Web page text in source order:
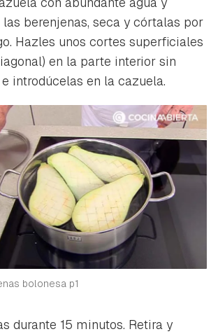
las berenjenas, seca y córtalas por
Hazles unos cortes superficiales
en la parte interior sin
introdúcelas en la cazuela.
bolonesa p1
durante 15 minutos. Retira y